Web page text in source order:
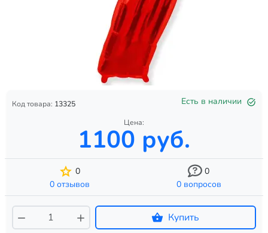
Код товара: 13325 Есть в наличии
Цена:
1100 руб.
0
0 отзывов
0
0 вопросов
Купить